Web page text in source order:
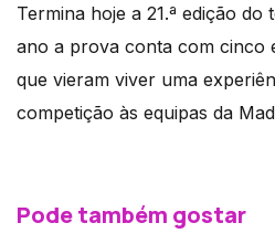
Termina hoje a 21.ª edição do
ano a prova conta com cinco
que vieram viver uma
competição às equipas da
Pode também gostar